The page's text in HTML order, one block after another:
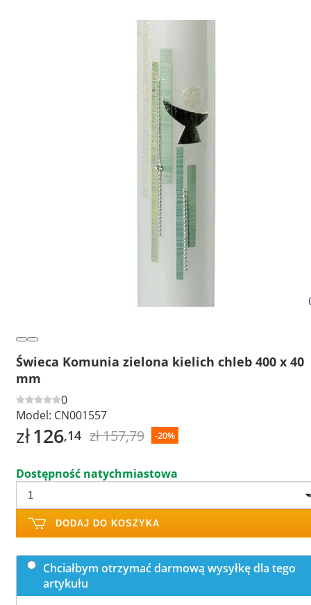
Świeca Komunia zielona kielich chleb 400 x 40
mm
0
Model: CN001557
zł126,14 zł 157,79 -20%
Dostępność natychmiastowa
DODAJ DO KOSZYKA
Chciałbym otrzymać darmową wysyłkę dla tego
artykułu